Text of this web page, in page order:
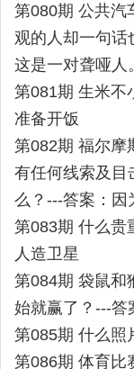
第080期 公共汽
观的人却一句话
这是一对聋哑人。
第081期 生米不
准备开饭
第082期 福尔摩
有任何线索及目
么？---答案：因
第083期 什么贵
人造卫星
第084期 袋鼠和
始就赢了？---答
第085期 什么照
第086期 体育比